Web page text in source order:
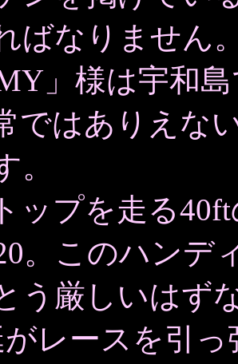
ばなりません
」様は宇和
ではありえな
。
ップを走る
。このハンデ
う厳しいはず
がレースを引